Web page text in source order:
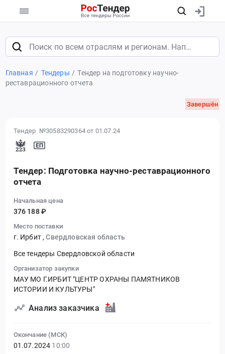
Главная Тендеры
Тендер на подготовку научно-
реставрационного отчета
Завершён
Тендер №30583290364 от 01.07.24
Тендер: Подготовка научно-реставрационного
отчета
Начальная цена
376 188 ₽
Место поставки
г. Ирбит ,Свердловская область
Все тендеры Свердловской области
Организатор закупки
МАУ МО Г.ИРБИТ "ЦЕНТР ОХРАНЫ ПАМЯТНИКОВ
ИСТОРИИ И КУЛЬТУРЫ"
Анализ заказчика
Окончание (МСК)
01.07.2024 10:00